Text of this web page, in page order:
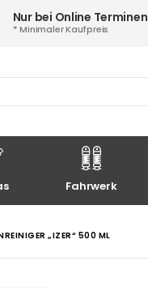
Nur bei Online Terminen
* Minimaler Kaufpreis
Fahrwerk
„IZER“ 500 ML